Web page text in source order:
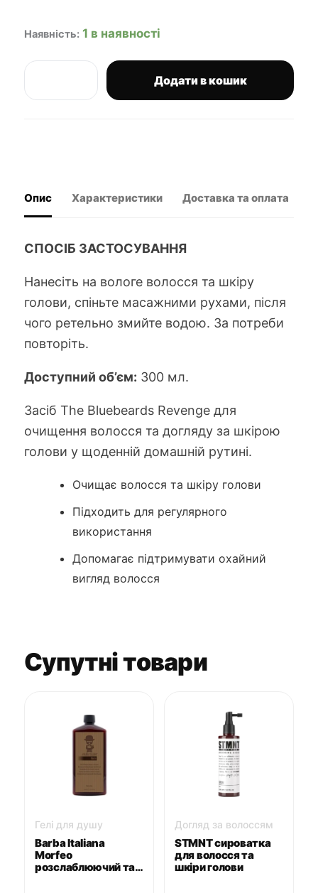
Наявність: 1 в наявності
Bluebeards
кількість
Додати в кошик
Опис Характеристики Доставка та оплата
СПОСІБ ЗАСТОСУВАННЯ
Нанесіть на вологе волосся та шкіру
голови, спіньте масажними рухами, після
чого ретельно змийте водою. За потреби
повторіть.
Доступний об’єм: 300 мл.
Засіб The Bluebeards Revenge для
очищення волосся та догляду за шкірою
голови у щоденній домашній рутині.
Очищає волосся та шкіру голови
Підходить для регулярного
використання
Допомагає підтримувати охайний
вигляд волосся
Супутні товари
Гелі для душу
Barba Italiana
Morfeo
розслаблюючий та
Догляд за волоссям
STMNT сироватка
для волосся та
шкіри голови